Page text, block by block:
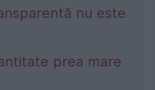
nu este
prea mare